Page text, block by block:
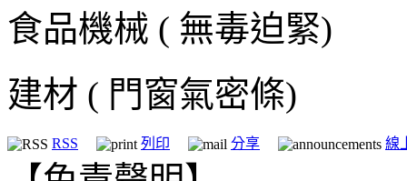
食品機械 ( 無毒迫緊)
建材 ( 門窗氣密條)
RSS 列印 分享 線